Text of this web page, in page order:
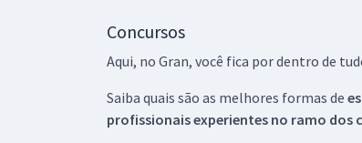
Concursos
Aqui, no Gran, você fica por dentro de
Saiba quais são as melhores formas de
profissionais experientes no ramo dos